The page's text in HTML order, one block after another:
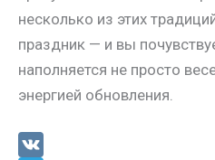
несколько из этих
праздник — и вы
наполняется не просто
энергией обновления.